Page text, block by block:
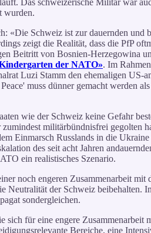
wurden.
«Die Schweiz ist zur dauernden
zeigt die Realität, dass die PfP
Beitritt von Bosnien-Herzegowina
der NATO». Im
Luzi Stamm den ehemaligen
muss dünner gemacht werden
wie der Schweiz keine Gefahr
militärbündnisfrei
Einmarsch Russlands in die
des seit acht Jahren
ein realistisches Szenario.
noch engeren Zusammenarbeit
der Schweiz
sondergleichen.
für eine engere
Bereiche, eine